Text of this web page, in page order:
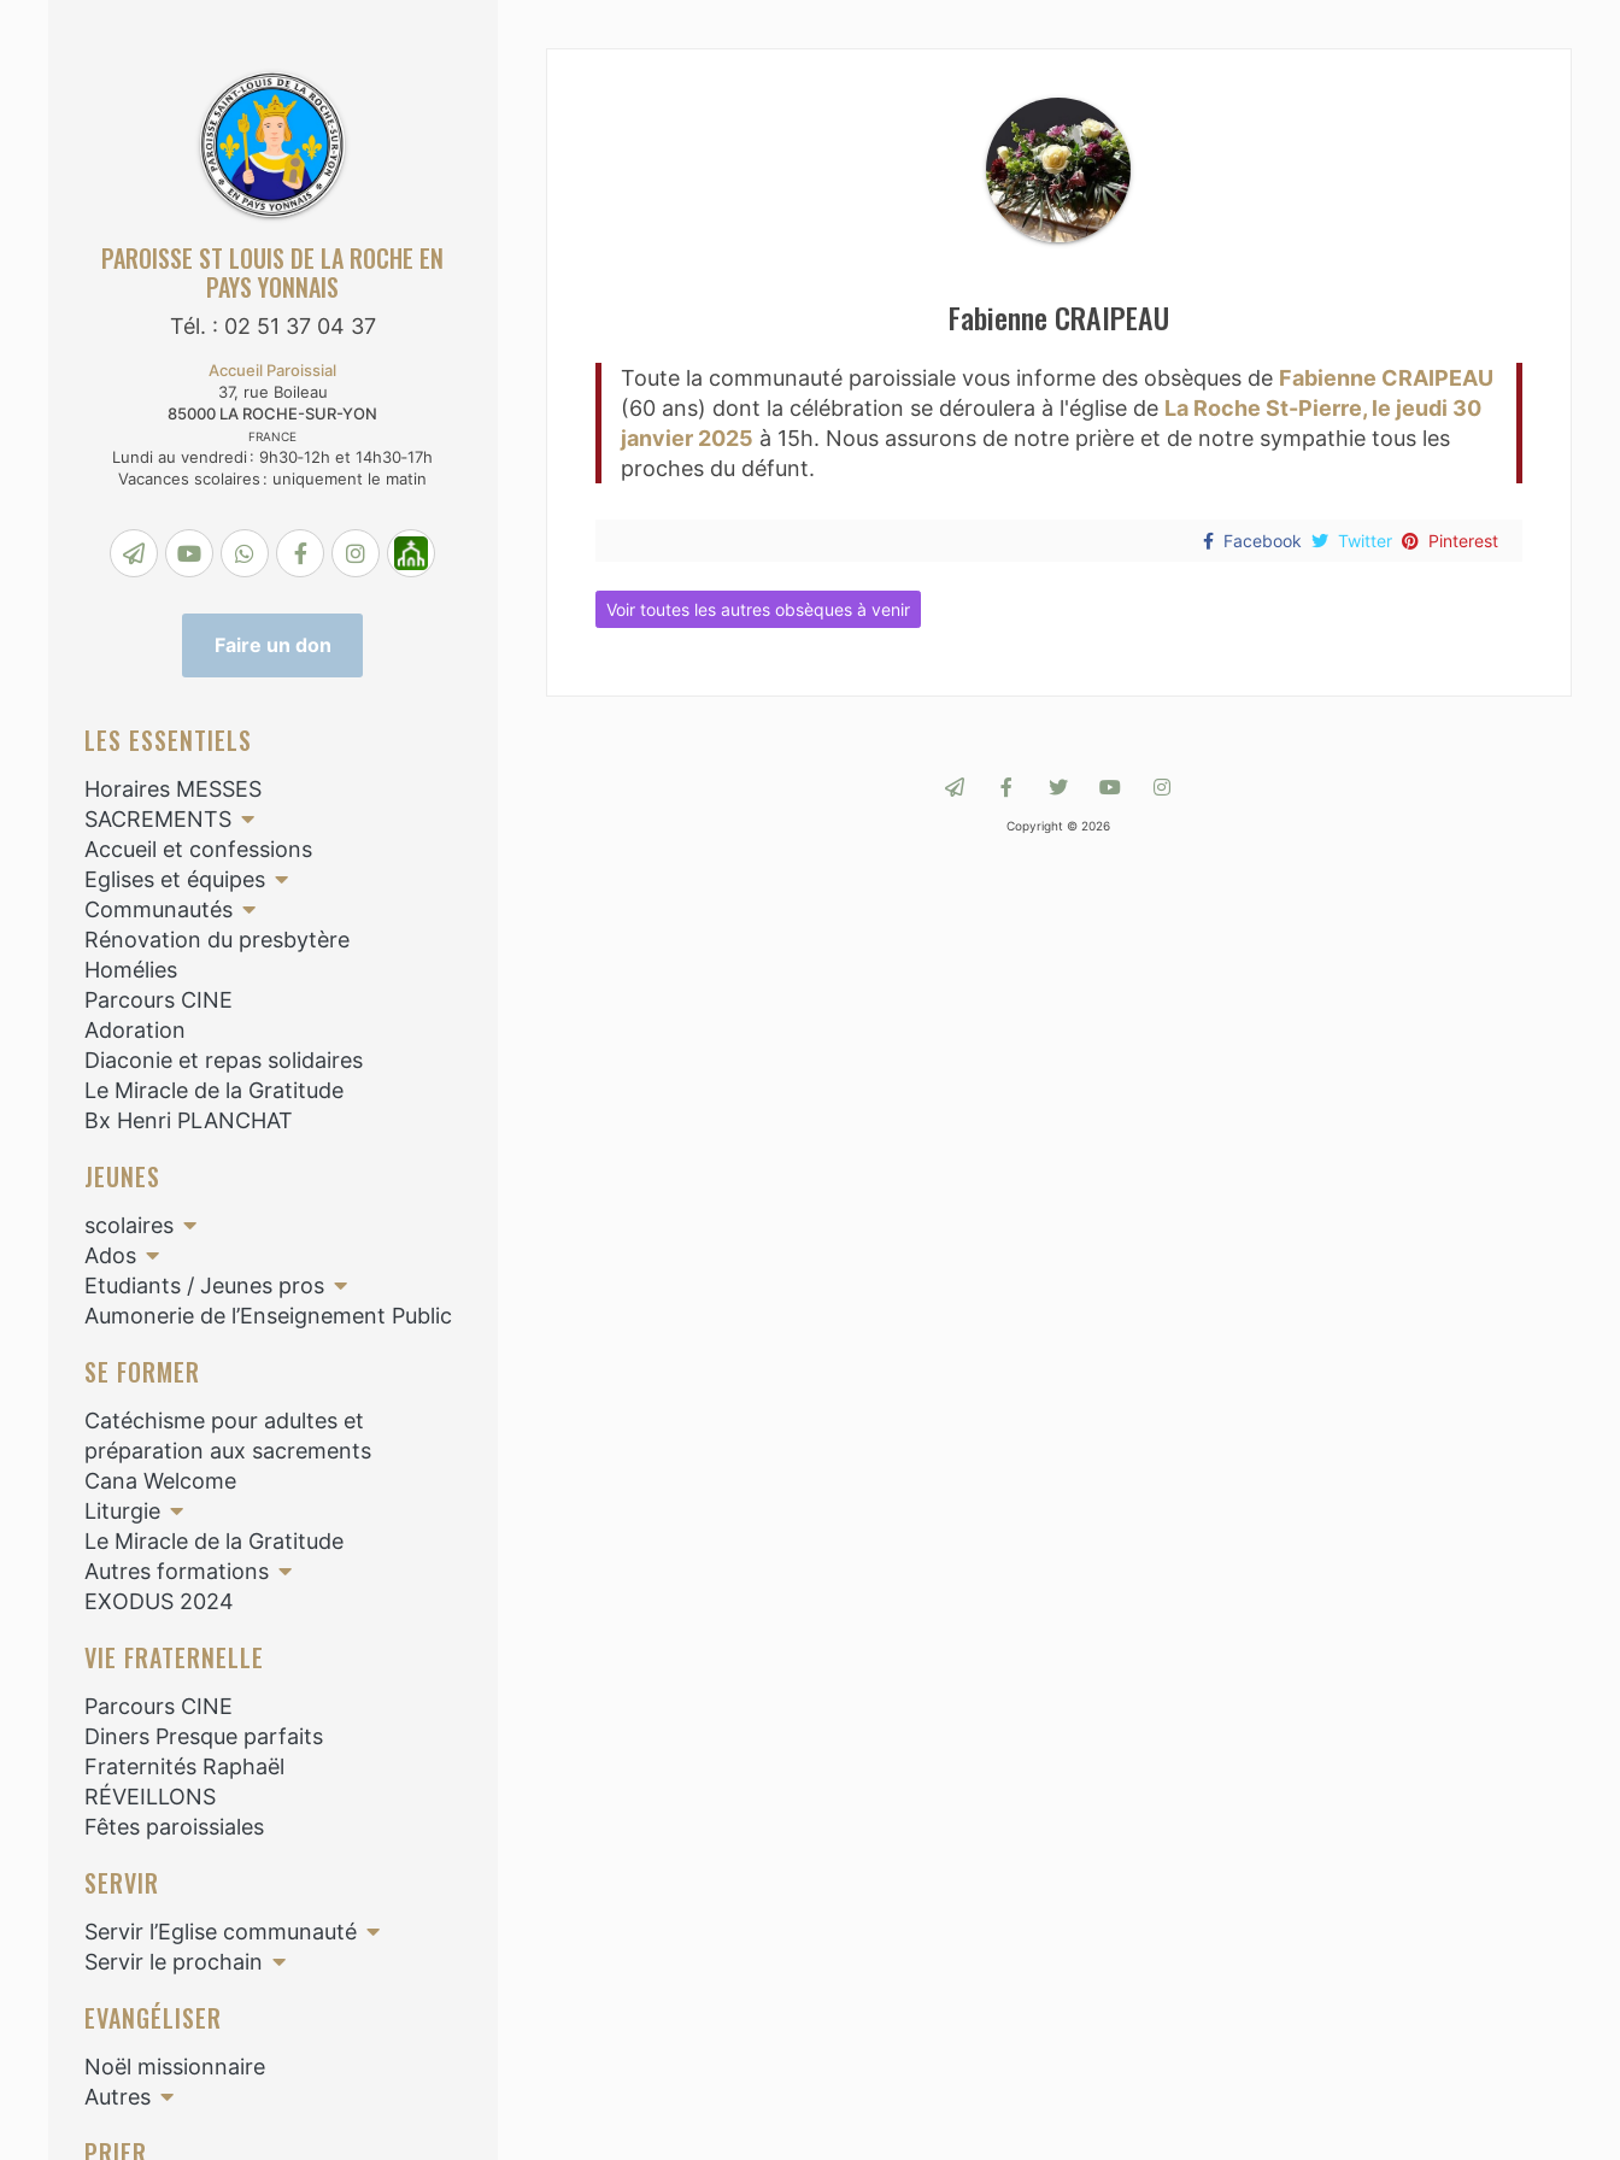
PAROISSE ST LOUIS DE LA ROCHE EN
PAYS YONNAIS
Tél. : 02 51 37 04 37
Accueil Paroissial
37, rue Boileau
85000 LA ROCHE-SUR-YON
FRANCE
Lundi au vendredi : 9h30‑12h et 14h30‑17h
Vacances scolaires : uniquement le matin
Faire un don
LES ESSENTIELS
Horaires MESSES
SACREMENTS
Accueil et confessions
Eglises et équipes
Communautés
Rénovation du presbytère
Homélies
Parcours CINE
Adoration
Diaconie et repas solidaires
Le Miracle de la Gratitude
Bx Henri PLANCHAT
JEUNES
scolaires
Ados
Etudiants / Jeunes pros
Aumonerie de l’Enseignement Public
SE FORMER
Catéchisme pour adultes et
préparation aux sacrements
Cana Welcome
Liturgie
Le Miracle de la Gratitude
Autres formations
EXODUS 2024
VIE FRATERNELLE
Parcours CINE
Diners Presque parfaits
Fraternités Raphaël
RÉVEILLONS
Fêtes paroissiales
SERVIR
Servir l’Eglise communauté
Servir le prochain
EVANGÉLISER
Noël missionnaire
Autres
Fabienne CRAIPEAU
Toute la communauté paroissiale vous informe des obsèques de Fabienne CRAIPEAU
(60 ans) dont la célébration se déroulera à l'église de La Roche St-Pierre, le jeudi 30
janvier 2025 à 15h. Nous assurons de notre prière et de notre sympathie tous les
proches du défunt.
Facebook Twitter Pinterest
Voir toutes les autres obsèques à venir
Copyright © 2026